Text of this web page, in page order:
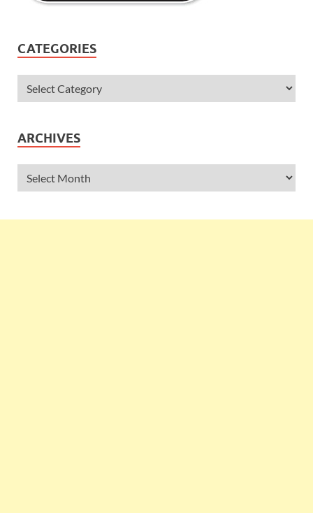
CATEGORIES
ARCHIVES